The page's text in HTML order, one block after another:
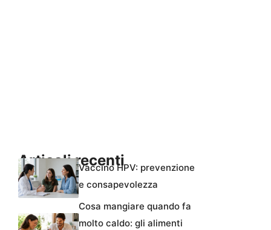
Articoli recentiVaccino HPV: prevenzione
e consapevolezza
Cosa mangiare quando fa
molto caldo: gli alimenti